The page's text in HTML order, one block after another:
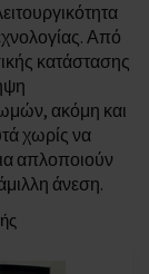
Από
κατάστασης
ακόμη και
χωρίς να
απλοποιούν
άνεση.